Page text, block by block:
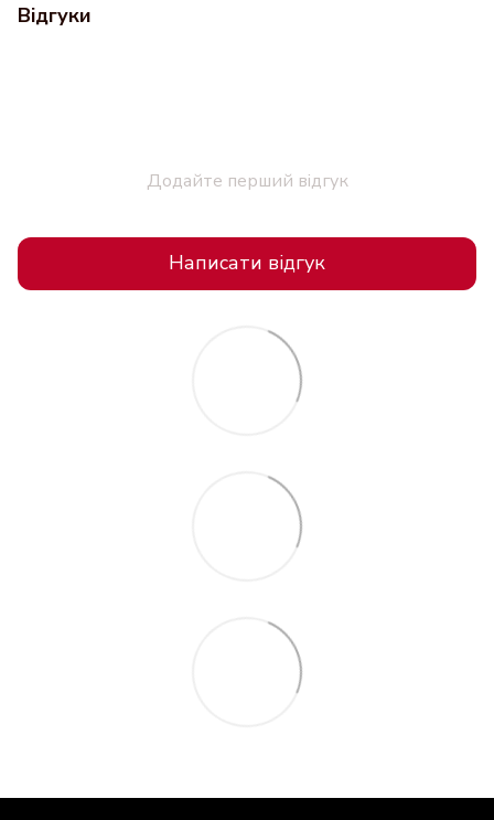
Відгуки
Додайте перший відгук
Написати відгук